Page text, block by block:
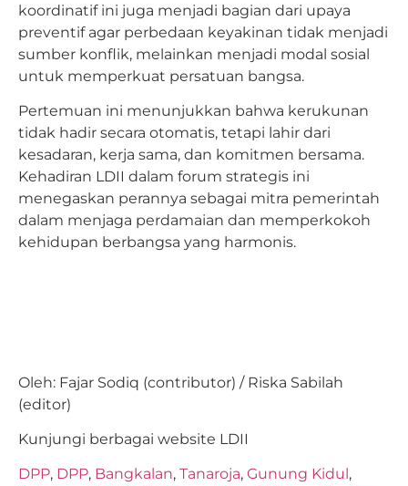
koordinatif ini juga menjadi bagian dari upaya
preventif agar perbedaan keyakinan tidak menjadi
sumber konflik, melainkan menjadi modal sosial
untuk memperkuat persatuan bangsa.
Pertemuan ini menunjukkan bahwa kerukunan
tidak hadir secara otomatis, tetapi lahir dari
kesadaran, kerja sama, dan komitmen bersama.
Kehadiran LDII dalam forum strategis ini
menegaskan perannya sebagai mitra pemerintah
dalam menjaga perdamaian dan memperkokoh
kehidupan berbangsa yang harmonis.
Oleh: Fajar Sodiq (contributor) / Riska Sabilah
(editor)
Kunjungi berbagai website LDII
DPP, DPP, Bangkalan, Tanaroja, Gunung Kidul ,